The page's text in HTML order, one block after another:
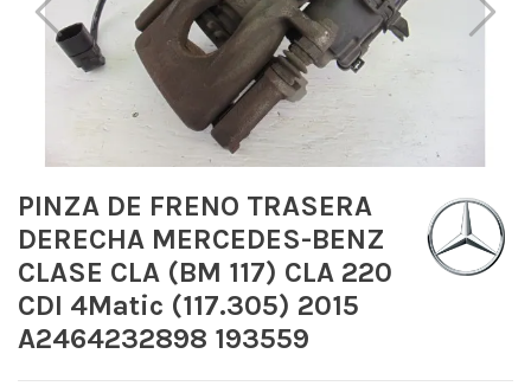
PINZA DE FRENO TRASERA
DERECHA MERCEDES-BENZ
CLASE CLA (BM 117) CLA 220
CDI 4Matic (117.305) 2015
A2464232898 193559